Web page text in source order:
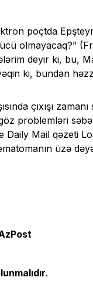
poçtda
olmayacaq?”
deyir ki, bu,
ki, bundan həzz
çıxışı zamanı
problemləri
Daily Mail qəzeti
üzə
.